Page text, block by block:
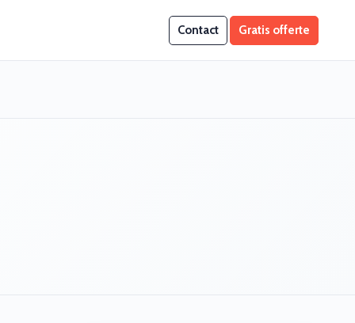
Contact Gratis offerte